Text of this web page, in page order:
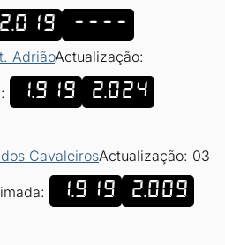
2.019 ----
AdriãoActualização:
1.919
2.024
CavaleirosActualização: 03
1.919
2.009